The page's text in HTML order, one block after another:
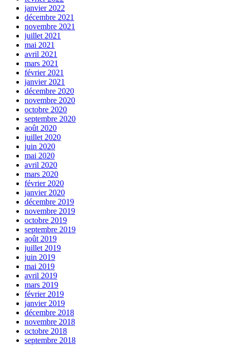
janvier 2022
décembre 2021
novembre 2021
juillet 2021
mai 2021
avril 2021
mars 2021
février 2021
janvier 2021
décembre 2020
novembre 2020
octobre 2020
septembre 2020
août 2020
juillet 2020
juin 2020
mai 2020
avril 2020
mars 2020
février 2020
janvier 2020
décembre 2019
novembre 2019
octobre 2019
septembre 2019
août 2019
juillet 2019
juin 2019
mai 2019
avril 2019
mars 2019
février 2019
janvier 2019
décembre 2018
novembre 2018
octobre 2018
septembre 2018